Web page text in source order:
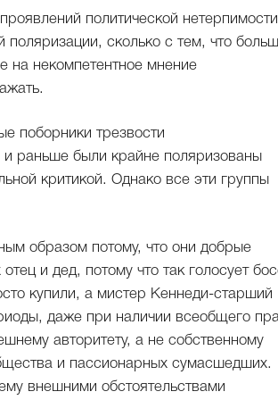
политической нетерпимости
поляризации, сколько с тем, что
на некомпетентное мнение
поборники трезвости
и раньше были крайне поляризованы
критикой. Однако все эти группы
образом потому, что они добрые
и дед, потому что так голосует
купили, а мистер Кеннеди-старший
даже при наличии всеобщего
авторитету, а не собственному
и пассионарных сумасшедших.
внешними обстоятельствами